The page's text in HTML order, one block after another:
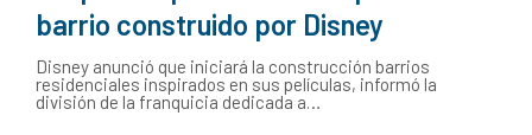
barrio construido por Disney
Disney anunció que iniciará la construcción barrios
residenciales inspirados en sus películas, informó la
división de la franquicia dedicada a…